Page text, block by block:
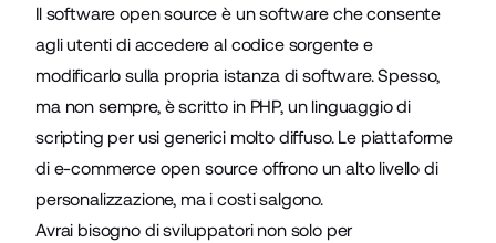
Il software open source è un software che consente
agli utenti di accedere al codice sorgente e
modificarlo sulla propria istanza di software. Spesso,
ma non sempre, è scritto in PHP, un linguaggio di
scripting per usi generici molto diffuso. Le piattaforme
di e-commerce open source offrono un alto livello di
personalizzazione, ma i costi salgono.
Avrai bisogno di sviluppatori non solo per